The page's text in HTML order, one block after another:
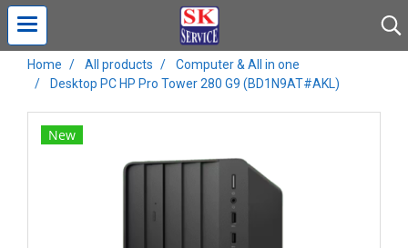
Home All products
Computer & All in one
Desktop PC HP Pro Tower 280 G9 (BD1N9AT#AKL)
New